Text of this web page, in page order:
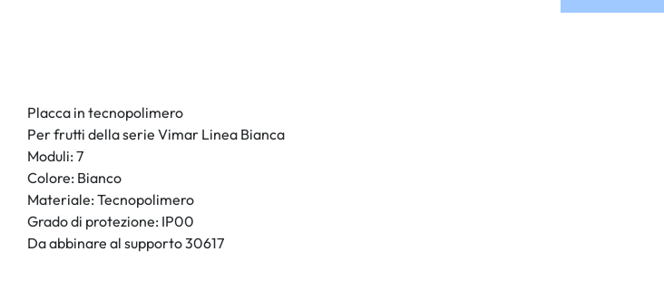
Placca in tecnopolimero
Per frutti della serie Vimar Linea Bianca
Moduli: 7
Colore: Bianco
Materiale: Tecnopolimero
Grado di protezione: IP00
Da abbinare al supporto 30617